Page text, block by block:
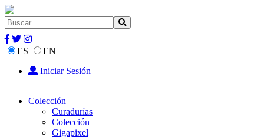
ES
EN
Iniciar Sesión
Colección
Curadurías
Colección
Gigapixel